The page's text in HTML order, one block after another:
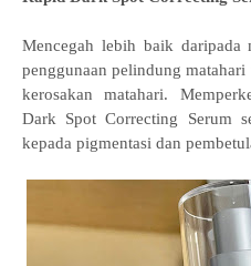
Mencegah lebih baik daripada
penggunaan pelindung
kerosakan matahari.
Dark Spot Correcting Serum
kepada pigmentasi dan